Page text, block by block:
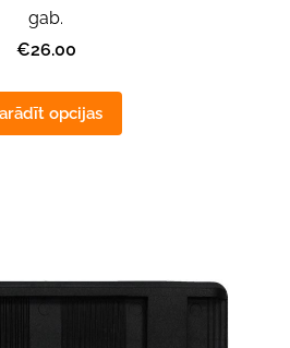
gab.
€26.00
opcijas